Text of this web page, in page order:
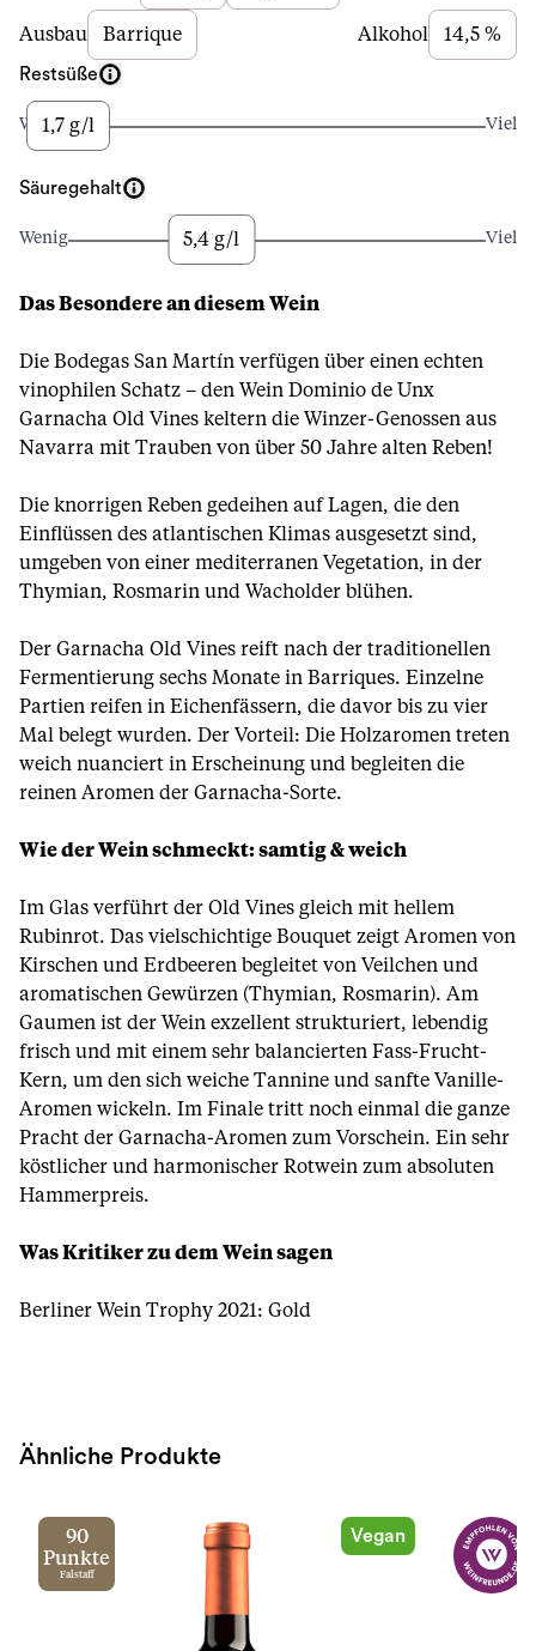
Ausbau Barrique Alkohol 14,5 %
Restsüße
Wenig1,7 g/l Viel
Säuregehalt
Wenig 5,4 g/l Viel
Das Besondere an diesem Wein
Die Bodegas San Martín verfügen über einen echten
vinophilen Schatz – den Wein Dominio de Unx
Garnacha Old Vines keltern die Winzer-Genossen aus
Navarra mit Trauben von über 50 Jahre alten Reben!
Die knorrigen Reben gedeihen auf Lagen, die den
Einflüssen des atlantischen Klimas ausgesetzt sind,
umgeben von einer mediterranen Vegetation, in der
Thymian, Rosmarin und Wacholder blühen.
Der Garnacha Old Vines reift nach der traditionellen
Fermentierung sechs Monate in Barriques. Einzelne
Partien reifen in Eichenfässern, die davor bis zu vier
Mal belegt wurden. Der Vorteil: Die Holzaromen treten
weich nuanciert in Erscheinung und begleiten die
reinen Aromen der Garnacha-Sorte.
Wie der Wein schmeckt: samtig & weich
Im Glas verführt der Old Vines gleich mit hellem
Rubinrot. Das vielschichtige Bouquet zeigt Aromen von
Kirschen und Erdbeeren begleitet von Veilchen und
aromatischen Gewürzen (Thymian, Rosmarin). Am
Gaumen ist der Wein exzellent strukturiert, lebendig
frisch und mit einem sehr balancierten Fass-Frucht-
Kern, um den sich weiche Tannine und sanfte Vanille-
Aromen wickeln. Im Finale tritt noch einmal die ganze
Pracht der Garnacha-Aromen zum Vorschein. Ein sehr
köstlicher und harmonischer Rotwein zum absoluten
Hammerpreis.
Was Kritiker zu dem Wein sagen
Berliner Wein Trophy 2021: Gold
Ähnliche Produkte
90
Punkte
Falstaff
Vegan